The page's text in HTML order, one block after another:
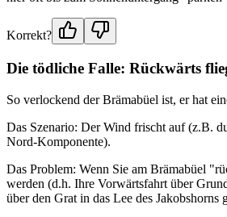
Korrekt?
Die tödliche Falle: Rückwärts
So verlockend der Brämabüel ist, er hat
Das Szenario: Der Wind frischt auf (z.B.
Nord-Komponente).
Das Problem: Wenn Sie am Brämabüel
werden (d.h. Ihre Vorwärtsfahrt über
über den Grat in das Lee des Jakobshorns